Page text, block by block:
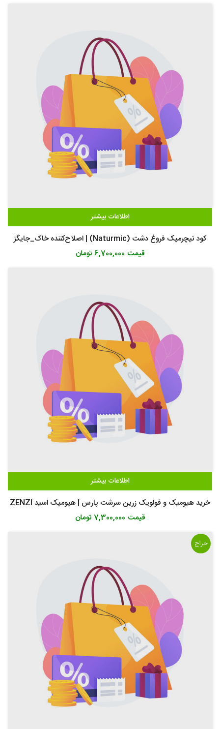
اطلاعات بیشتر
کود نیچرمیک فروغ دشت (Naturmic) | اصلاح‌کننده خاک_جایگز
قیمت 6,700,000 تومان
اطلاعات بیشتر
خرید هیومیک و فولویک زرین سرشت پارس | هیومیک اسید ZENZI
قیمت 7,300,000 تومان
حراج